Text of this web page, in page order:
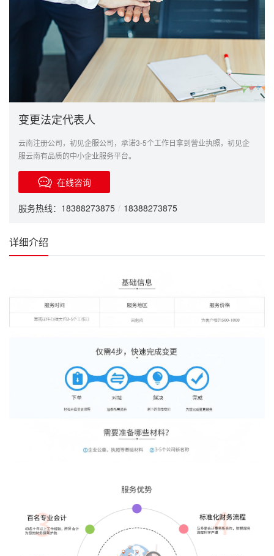
变更法定代表人
云南注册公司，初见企服公司，承诺3-5个工作日拿到营业执照，初见企
服云南有品质的中小企业服务平台。
在线咨询
服务热线：18388273875 / 18388273875
详细介绍